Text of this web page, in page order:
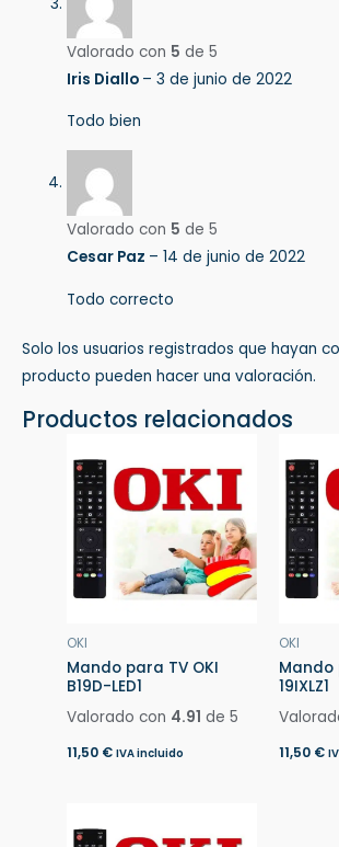
Valorado con 5 de 5
Iris Diallo – 3 de junio de 2022
Todo bien
Valorado con 5 de 5
Cesar Paz – 14 de junio de 2022
Todo correcto
Solo los usuarios registrados que hayan
producto pueden hacer una valoración.
Productos relacionados
OKI
Mando para TV OKI
B19D-LED1
Valorado con 4.91 de 5
11,50 € IVA incluido
OKI
Mando
19IXLZ1
11,50 €